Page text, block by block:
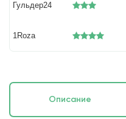
Гульдер24
1Roza
Описание